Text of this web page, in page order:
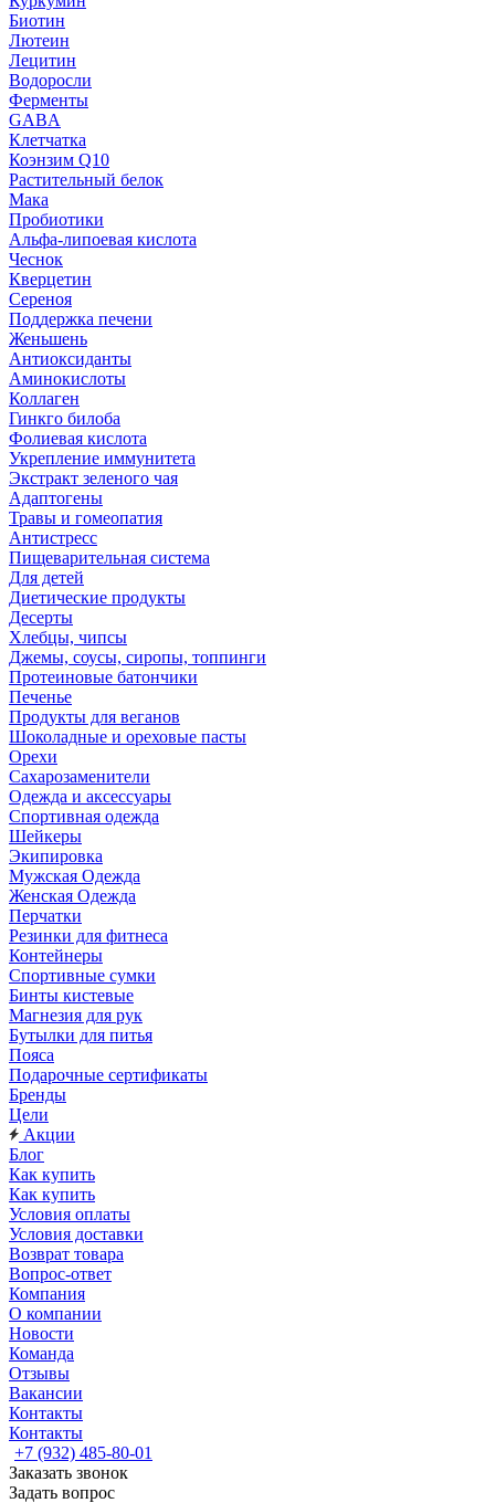
Биотин
Лютеин
Лецитин
Водоросли
Ферменты
GABA
Клетчатка
Коэнзим Q10
Растительный белок
Мака
Пробиотики
Альфа-липоевая кислота
Чеснок
Кверцетин
Сереноя
Поддержка печени
Женьшень
Антиоксиданты
Аминокислоты
Коллаген
Гинкго билоба
Фолиевая кислота
Укрепление иммунитета
Экстракт зеленого чая
Адаптогены
Травы и гомеопатия
Антистресс
Пищеварительная система
Для детей
Диетические продукты
Десерты
Хлебцы, чипсы
Джемы, соусы, сиропы, топпинги
Протеиновые батончики
Печенье
Продукты для веганов
Шоколадные и ореховые пасты
Орехи
Сахарозаменители
Одежда и аксессуары
Спортивная одежда
Шейкеры
Экипировка
Мужская Одежда
Женская Одежда
Перчатки
Резинки для фитнеса
Контейнеры
Спортивные сумки
Бинты кистевые
Магнезия для рук
Бутылки для питья
Пояса
Подарочные сертификаты
Бренды
Цели
Акции
Блог
Как купить
Как купить
Условия оплаты
Условия доставки
Возврат товара
Вопрос-ответ
Компания
О компании
Новости
Команда
Отзывы
Вакансии
Контакты
Контакты
+7 (932) 485-80-01
Заказать звонок
Задать вопрос